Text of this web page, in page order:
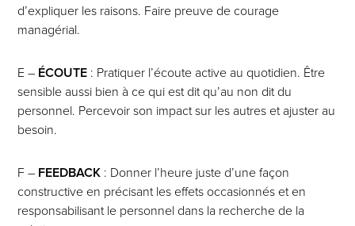
d’expliquer les raisons. Faire preuve de courage
managérial.
E – ÉCOUTE : Pratiquer l’écoute active au quotidien. Être
sensible aussi bien à ce qui est dit qu’au non dit du
personnel. Percevoir son impact sur les autres et ajuster au
besoin.
F – FEEDBACK : Donner l’heure juste d’une façon
constructive en précisant les effets occasionnés et en
responsabilisant le personnel dans la recherche de la